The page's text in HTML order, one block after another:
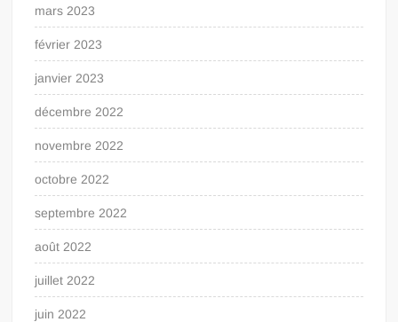
mars 2023
février 2023
janvier 2023
décembre 2022
novembre 2022
octobre 2022
septembre 2022
août 2022
juillet 2022
juin 2022